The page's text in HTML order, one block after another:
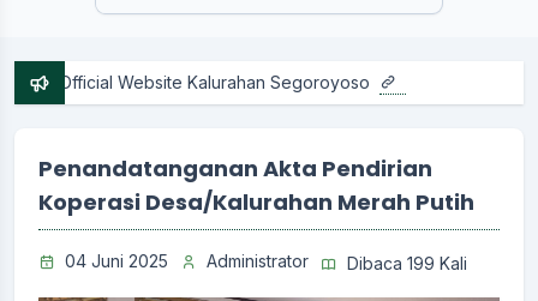
Website Kalurahan Segoroyoso
Penandatanganan Akta Pendirian
Koperasi Desa/Kalurahan Merah Putih
04 Juni 2025 Administrator Dibaca 199 Kali